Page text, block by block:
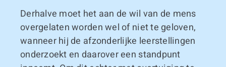
Derhalve moet het aan de wil van de mens
overgelaten worden wel of niet te geloven,
wanneer hij de afzonderlijke leerstellingen
onderzoekt en daarover een standpunt